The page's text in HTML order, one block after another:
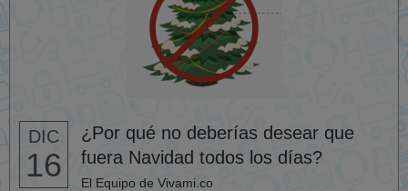
DIC
16
¿Por qué no deberías desear que
fuera Navidad todos los días?
El Equipo de Vivami.co